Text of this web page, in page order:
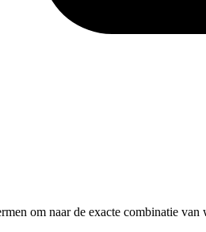
om naar de exacte combinatie van